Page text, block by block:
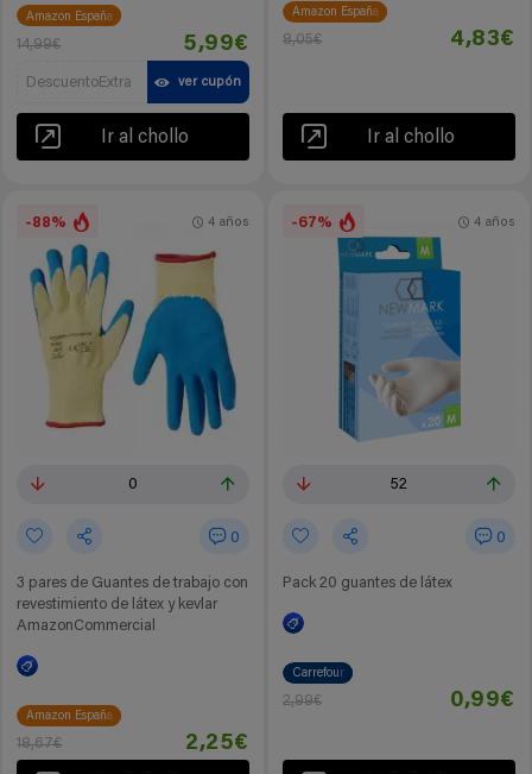
Amazon España
14,99€ 5,99€
DescuentoExtra ver cupón
Ir al chollo
Amazon España
8,05€ 4,83€
Ir al chollo
-88%
0
0
3 pares de Guantes de trabajo con
revestimiento de látex y kevlar
AmazonCommercial
4 años
Amazon España
18,67€ 2,25€
-67%
52
0
Pack 20 guantes de látex
4 años
Carrefour
2,99€ 0,99€